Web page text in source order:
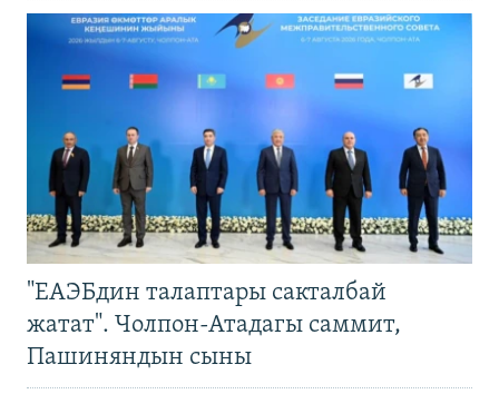
"ЕАЭБдин талаптары сакталбай
жатат". Чолпон-Атадагы саммит,
Пашиняндын сыны